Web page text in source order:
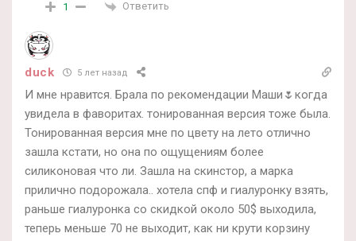
1 Ответить
duck 5 лет назад
И мне нравится. Брала по рекомендации Маши🌷когда
увидела в фаворитах. тонированная версия тоже была.
Тонированная версия мне по цвету на лето отлично
зашла кстати, но она по ощущениям более
силиконовая что ли. Зашла на скинстор, а марка
прилично подорожала.. хотела спф и гиалуронку взять,
раньше гиалуронка со скидкой около 50$ выходила,
теперь меньше 70 не выходит, как ни крути корзину